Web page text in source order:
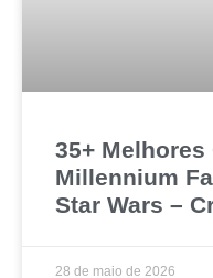
35+
Millennium
Star Wars –
28 de maio de 2026